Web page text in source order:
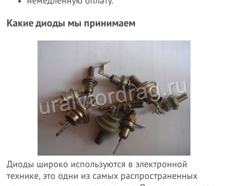
Какие диоды мы принимаем
Диоды широко используются в электронной
технике, это одни из самых распространенных